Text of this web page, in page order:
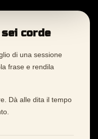
corde
di una sessione
frase e rendila
Dà alle dita il tempo